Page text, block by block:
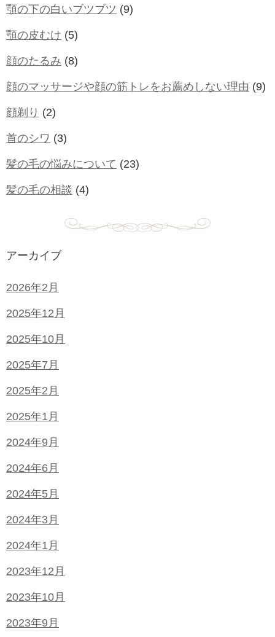
顎の下の白いブツブツ (9)
顎の皮むけ (5)
顔のたるみ (8)
顔のマッサージや顔の筋トレをお薦めしない理由 (9)
顔剃り (2)
首のシワ (3)
髪の毛の悩みについて (23)
髪の毛の相談 (4)
アーカイブ
2026年2月
2025年12月
2025年10月
2025年7月
2025年2月
2025年1月
2024年9月
2024年6月
2024年5月
2024年3月
2024年1月
2023年12月
2023年10月
2023年9月